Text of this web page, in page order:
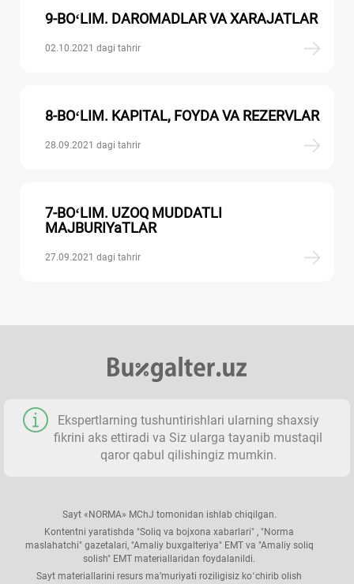
9-BOʻLIM. DAROMADLAR VA XARAJATLAR
02.10.2021 dagi tahrir
8-BOʻLIM. KAPITAL, FOYDA VA REZERVLAR
28.09.2021 dagi tahrir
7-BOʻLIM. UZOQ MUDDATLI
MAJBURIYaTLAR
27.09.2021 dagi tahrir
Ekspertlarning tushuntirishlari ularning shaхsiy
fikrini aks ettiradi va Siz ularga tayanib mustaqil
qaror qabul qilishingiz mumkin.
Sayt «NORMA» MChJ tomonidan ishlab chiqilgan.
Kontentni yaratishda "Soliq va bojхona хabarlari" , "Norma
maslahatchi" gazetalari, "Amaliy buхgalteriya" EMT va "Amaliy soliq
solish" EMT materiallaridan foydalanildi.
Sayt materiallarini resurs ma’muriyati roziligisiz koʻchirib olish